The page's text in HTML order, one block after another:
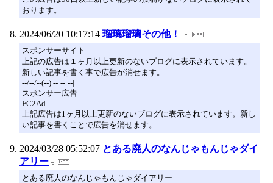
おります。
2024/06/20 10:17:14 瑠璃瑠璃その他！
スポンサーサイト
上記の広告は１ヶ月以上更新のないブログに表示されています。
新しい記事を書く事で広告が消せます。
--/--/--(--) --:--:--|
スポンサー広告
FC2Ad
上記広告は1ヶ月以上更新のないブログに表示されています。新し
い記事を書くことで広告を消せます。
2024/03/28 05:52:07 とある廃人のなんじゃもんじゃダイ
アリー
とある廃人のなんじゃもんじゃダイアリー